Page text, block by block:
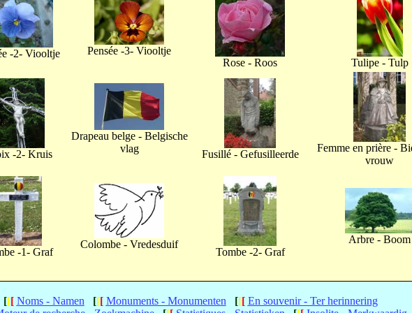
-2- Viooltje
Pensée -3- Viooltje
Rose - Roos
Tulipe - Tulp
-2- Kruis
Drapeau belge - Belgische
vlag
Fusillé - Gefusilleerde
Femme en prière -
vrouw
-1- Graf
Colombe - Vredesduif
Tombe -2- Graf
Arbre - Boom
[[[ Noms - Namen [[[ Monuments - Monumenten [[[ En souvenir - Ter herinnering